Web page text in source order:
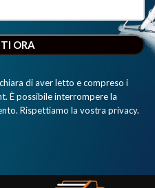
di aver letto e compreso i
È possibile interrompere la
Rispettiamo la vostra privacy.